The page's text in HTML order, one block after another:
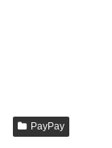
PayPay